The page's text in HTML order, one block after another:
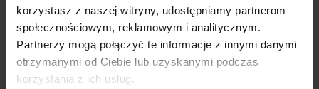
korzystasz z naszej witryny, udostępniamy partnerom
społecznościowym, reklamowym i analitycznym.
Partnerzy mogą połączyć te informacje z innymi danymi
otrzymanymi od Ciebie lub uzyskanymi podczas
korzystania z ich usług.